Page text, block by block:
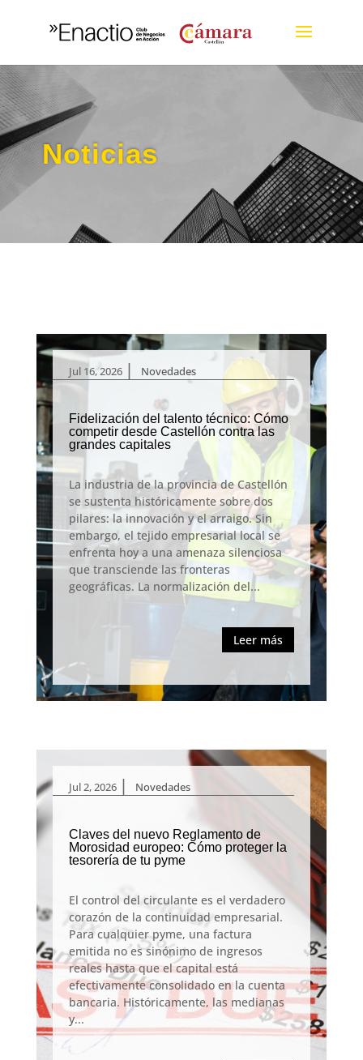
Noticias
Jul 16, 2026 | Novedades
Fidelización del talento técnico: Cómo
competir desde Castellón contra las
grandes capitales
La industria de la provincia de Castellón
se sustenta históricamente sobre dos
pilares: la innovación y el arraigo. Sin
embargo, el tejido empresarial local se
enfrenta hoy a una amenaza silenciosa
que transciende las fronteras
geográficas. La normalización del...
Leer más
Jul 2, 2026 | Novedades
Claves del nuevo Reglamento de
Morosidad europeo: Cómo proteger la
tesorería de tu pyme
El control del circulante es el verdadero
corazón de la continuidad empresarial.
Para cualquier pyme, una factura
emitida no es sinónimo de ingresos
reales hasta que el capital está
efectivamente consolidado en la cuenta
bancaria. Históricamente, las medianas
y...